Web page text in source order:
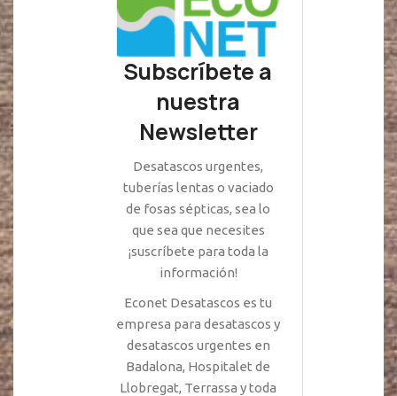
Subscríbete a
nuestra
Newsletter
Desatascos urgentes,
tuberías lentas o vaciado
de fosas sépticas, sea lo
que sea que necesites
¡suscríbete para toda la
información!
Econet Desatascos es tu
empresa para desatascos y
desatascos urgentes en
Badalona, Hospitalet de
Llobregat, Terrassa y toda